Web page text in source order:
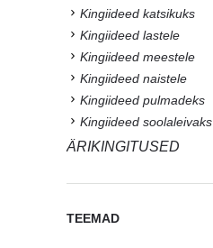
Kingiideed katsikuks
Kingiideed lastele
Kingiideed meestele
Kingiideed naistele
Kingiideed pulmadeks
Kingiideed soolaleivaks
ÄRIKINGITUSED
TEEMAD